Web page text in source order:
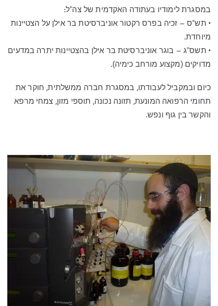
במסגרת לימודיו בעתודה האקדמית של צה"ל:
• תש"ס – זכיה בפרס רקטור אוניברסיטת בר אילן על הצטיינות
מיוחדת.
• תשס"ג – בוגר אוניברסיטת בר אילן בהצטיינות יתרה במדעים
מדויקים (מקצוע מורחב כימיה).
כיום ובמקביל לעבודתו, במסגרת חברה ממשלתית, חוקר את
תחומי הרפואה המונעת, תזונה נכונה, תוספי מזון, צמחי מרפא
והקשר בין גוף ונפש.